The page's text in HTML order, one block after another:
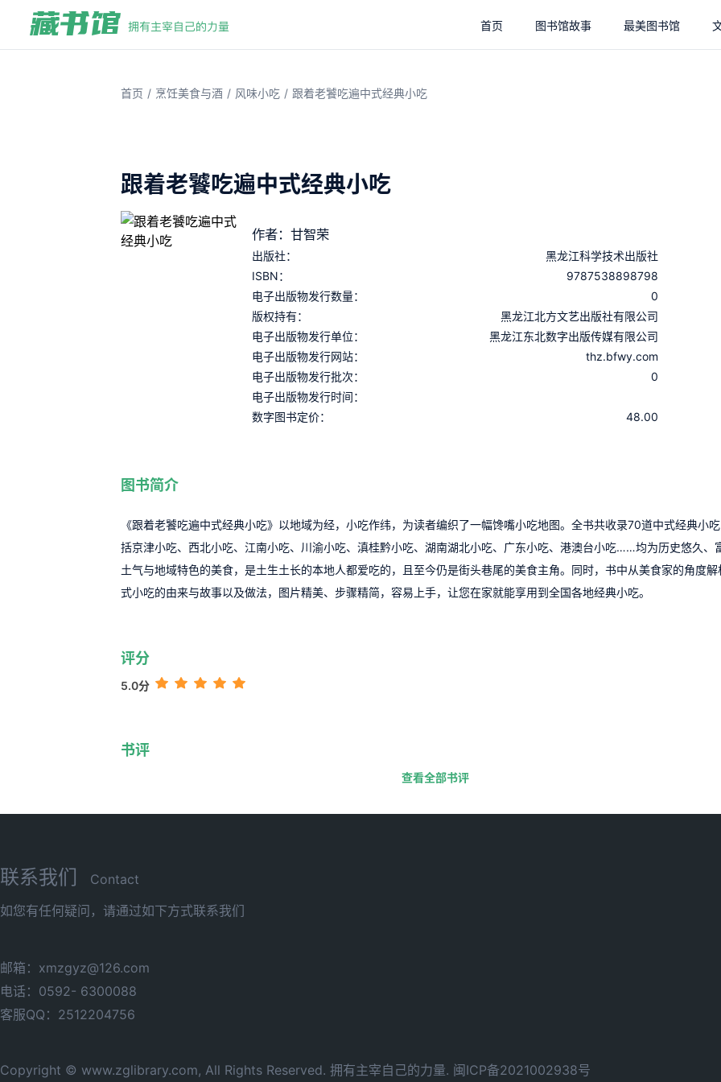
首页 图书馆故事 最美图书馆
首页 / 烹饪美食与酒 / 风味小吃 / 跟着老饕吃遍中式经典小吃
跟着老饕吃遍中式经典小吃
作者：甘智荣
出版社：
黑龙江科学技术出版社
ISBN：
9787538898798
电子出版物发行数量：
0
版权持有：
黑龙江北方文艺出版社有限公司
电子出版物发行单位：
黑龙江东北数字出版传媒有限公司
电子出版物发行网站：
thz.bfwy.com
电子出版物发行批次：
0
电子出版物发行时间：
数字图书定价：
48.00
图书简介
《跟着老饕吃遍中式经典小吃》以地域为经，小吃作纬，为读者编织了一幅馋嘴小吃地图。全书共收录70道中式经典小
括京津小吃、西北小吃、江南小吃、川渝小吃、滇桂黔小吃、湖南湖北小吃、广东小吃、港澳台小吃……均为历史悠久、
土气与地域特色的美食，是土生土长的本地人都爱吃的，且至今仍是街头巷尾的美食主角。同时，书中从美食家的角度解
式小吃的由来与故事以及做法，图片精美、步骤精简，容易上手，让您在家就能享用到全国各地经典小吃。
评分
5.0分
书评
查看全部书评
联系我们
Contact
如您有任何疑问，请通过如下方式联系我们
邮箱：xmzgyz@126.com
电话：0592- 6300088
客服QQ：2512204756
Copyright © www.zglibrary.com, All Rights Reserved. 拥有主宰自己的力量. 闽ICP备2021002938号